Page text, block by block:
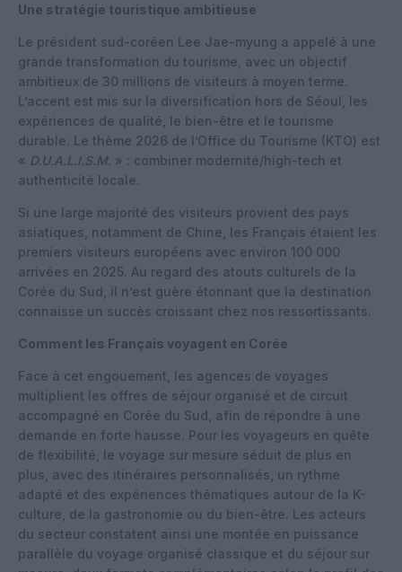
Une stratégie touristique ambitieuse
Le président sud-coréen Lee Jae-myung a appelé à une
grande transformation du tourisme, avec un objectif
ambitieux de 30 millions de visiteurs à moyen terme.
L’accent est mis sur la diversification hors de Séoul, les
expériences de qualité, le bien-être et le tourisme
durable. Le thème 2026 de l’Office du Tourisme (KTO) est
« D.U.A.L.I.S.M. » : combiner modernité/high-tech et
authenticité locale.
Si une large majorité des visiteurs provient des pays
asiatiques, notamment de Chine, les Français étaient les
premiers visiteurs européens avec environ 100 000
arrivées en 2025. Au regard des atouts culturels de la
Corée du Sud, il n’est guère étonnant que la destination
connaisse un succès croissant chez nos ressortissants.
Comment les Français voyagent en Corée
Face à cet engouement, les agences de voyages
multiplient les offres de séjour organisé et de circuit
accompagné en Corée du Sud, afin de répondre à une
demande en forte hausse. Pour les voyageurs en quête
de flexibilité, le voyage sur mesure séduit de plus en
plus, avec des itinéraires personnalisés, un rythme
adapté et des expériences thématiques autour de la K-
culture, de la gastronomie ou du bien-être. Les acteurs
du secteur constatent ainsi une montée en puissance
parallèle du voyage organisé classique et du séjour sur